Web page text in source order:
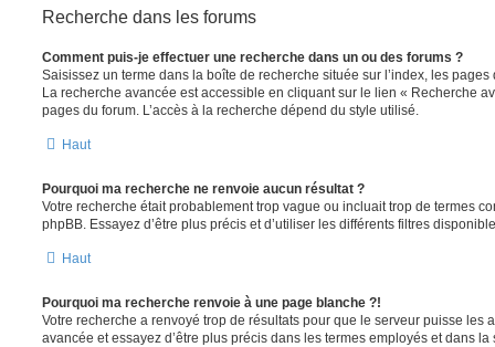
Recherche dans les forums
Comment puis-je effectuer une recherche dans un ou des forums ?
Saisissez un terme dans la boîte de recherche située sur l’index, les
La recherche avancée est accessible en cliquant sur le lien « Recherche
pages du forum. L’accès à la recherche dépend du style utilisé.
Haut
Pourquoi ma recherche ne renvoie aucun résultat ?
Votre recherche était probablement trop vague ou incluait trop de termes
phpBB. Essayez d’être plus précis et d’utiliser les différents filtres
Haut
Pourquoi ma recherche renvoie à une page blanche ?!
Votre recherche a renvoyé trop de résultats pour que le serveur puisse les
avancée et essayez d’être plus précis dans les termes employés et dans